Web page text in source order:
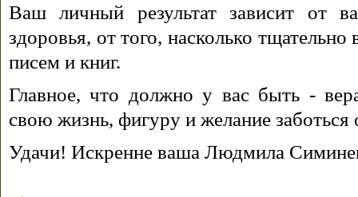
Ваш личный результат зависит от
здоровья, от того, насколько
писем и книг.
Главное, что должно у вас быть -
свою жизнь, фигуру и желание заботься
Удачи! Искренне ваша Людмила